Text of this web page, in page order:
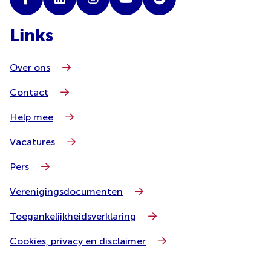
Links
Over ons
Contact
Help mee
Vacatures
Pers
Verenigingsdocumenten
Toegankelijkheidsverklaring
Cookies, privacy en disclaimer